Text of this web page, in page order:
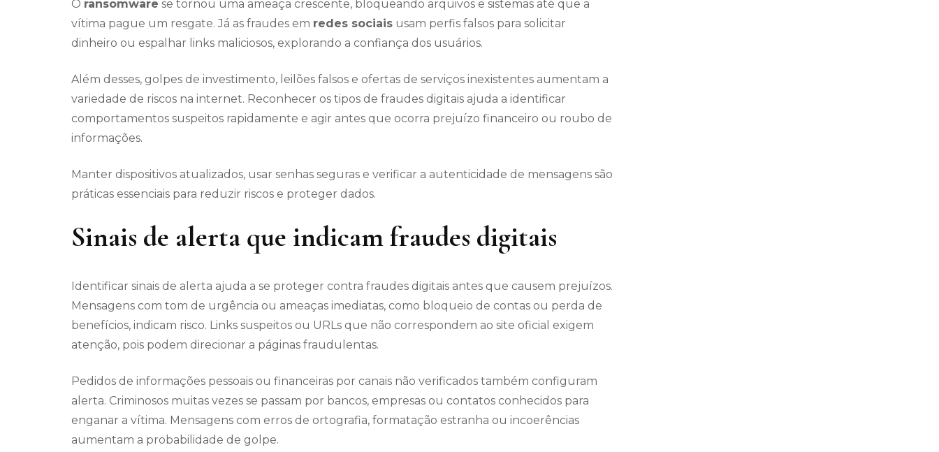
O ransomware se tornou uma ameaça crescente, bloqueando arquivos e sistemas até que a
vítima pague um resgate. Já as fraudes em redes sociais usam perfis falsos para solicitar
dinheiro ou espalhar links maliciosos, explorando a confiança dos usuários.
Além desses, golpes de investimento, leilões falsos e ofertas de serviços inexistentes aumentam a
variedade de riscos na internet. Reconhecer os tipos de fraudes digitais ajuda a identificar
comportamentos suspeitos rapidamente e agir antes que ocorra prejuízo financeiro ou roubo de
informações.
Manter dispositivos atualizados, usar senhas seguras e verificar a autenticidade de mensagens são
práticas essenciais para reduzir riscos e proteger dados.
Sinais de alerta que indicam fraudes digitais
Identificar sinais de alerta ajuda a se proteger contra fraudes digitais antes que causem prejuízos.
Mensagens com tom de urgência ou ameaças imediatas, como bloqueio de contas ou perda de
benefícios, indicam risco. Links suspeitos ou URLs que não correspondem ao site oficial exigem
atenção, pois podem direcionar a páginas fraudulentas.
Pedidos de informações pessoais ou financeiras por canais não verificados também configuram
alerta. Criminosos muitas vezes se passam por bancos, empresas ou contatos conhecidos para
enganar a vítima. Mensagens com erros de ortografia, formatação estranha ou incoerências
aumentam a probabilidade de golpe.